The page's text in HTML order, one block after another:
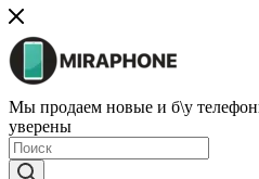
Мы продаем новые и б\у
уверены